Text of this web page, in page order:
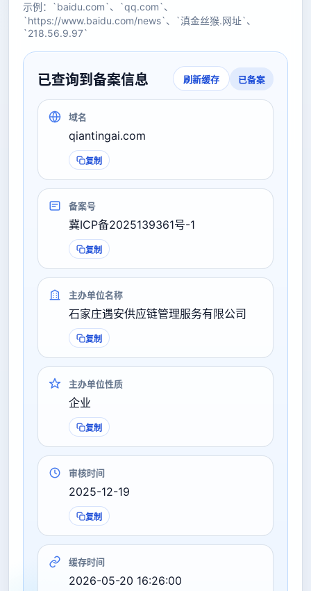
示例：`baidu.com`、`qq.com`、
`https://www.baidu.com/news`、`滇金丝猴.网址`、
`218.56.9.97`
已查询到备案信息 刷新缓存 已备案
域名
qiantingai.com
复制
备案号
冀ICP备2025139361号-1
复制
主办单位名称
石家庄遇安供应链管理服务有限公司
复制
主办单位性质
企业
复制
审核时间
2025-12-19
复制
缓存时间
2026-05-20 16:26:00